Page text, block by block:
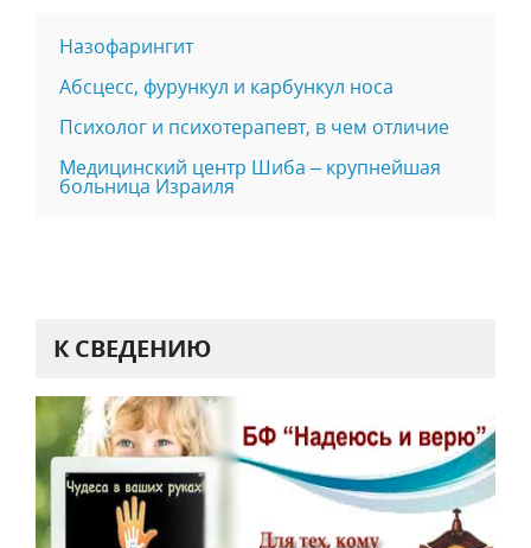
Назофарингит
Абсцесс, фурункул и карбункул носа
Психолог и психотерапевт, в чем отличие
Медицинский центр Шиба – крупнейшая
больница Израиля
К СВЕДЕНИЮ